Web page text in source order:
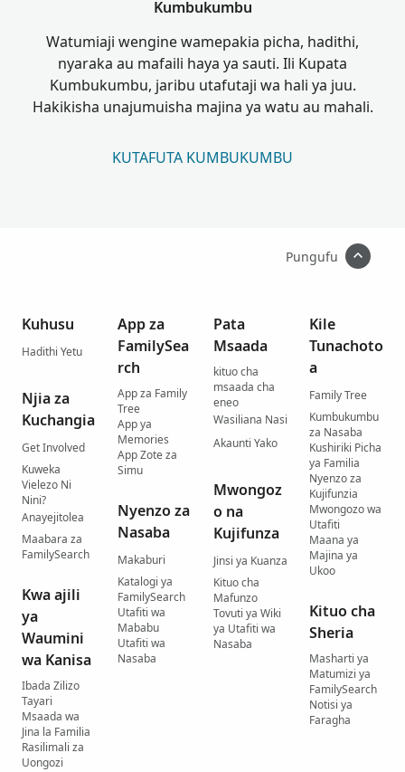
Kumbukumbu
Watumiaji wengine wamepakia picha, hadithi,
nyaraka au mafaili haya ya sauti. Ili Kupata
Kumbukumbu, jaribu utafutaji wa hali ya juu.
Hakikisha unajumuisha majina ya watu au mahali.
KUTAFUTA KUMBUKUMBU
Pungufu
Kuhusu
Hadithi Yetu
Njia za
Kuchangia
Get Involved
Kuweka
Vielezo Ni
Nini?
Anayejitolea
Maabara za
FamilySearch
Kwa ajili
ya
Waumini
wa Kanisa
Ibada Zilizo
Tayari
Msaada wa
Jina la Familia
Rasilimali za
Uongozi
App za
FamilySea
rch
App za Family
Tree
App ya
Memories
App Zote za
Simu
Nyenzo za
Nasaba
Makaburi
Katalogi ya
FamilySearch
Utafiti wa
Mababu
Utafiti wa
Nasaba
Pata
Msaada
kituo cha
msaada cha
eneo
Wasiliana Nasi
Akaunti Yako
Mwongoz
o na
Kujifunza
Jinsi ya Kuanza
Kituo cha
Mafunzo
Tovuti ya Wiki
ya Utafiti wa
Nasaba
Kile
Tunachoto
a
Family Tree
Kumbukumbu
za Nasaba
Kushiriki Picha
ya Familia
Nyenzo za
Kujifunzia
Mwongozo wa
Utafiti
Maana ya
Majina ya
Ukoo
Kituo cha
Sheria
Masharti ya
Matumizi ya
FamilySearch
Notisi ya
Faragha